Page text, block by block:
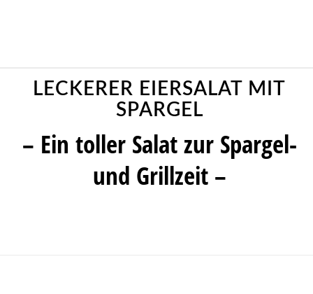
LECKERER EIERSALAT MIT
SPARGEL
– Ein toller Salat zur Spargel-
und Grillzeit –